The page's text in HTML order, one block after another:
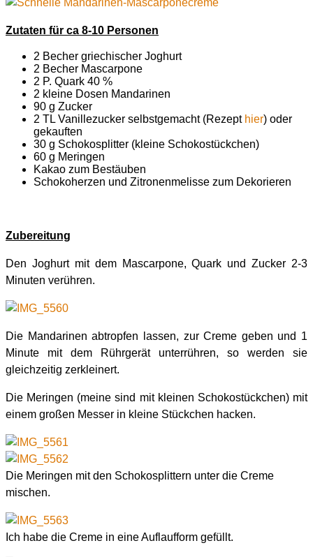
Zutaten für ca 8-10 Personen
2 Becher griechischer Joghurt
2 Becher Mascarpone
2 P. Quark 40 %
2 kleine Dosen Mandarinen
90 g Zucker
2 TL Vanillezucker selbstgemacht (Rezept hier) oder
gekauften
30 g Schokosplitter (kleine Schokostückchen)
60 g Meringen
Kakao zum Bestäuben
Schokoherzen und Zitronenmelisse zum Dekorieren
Zubereitung
Den Joghurt mit dem Mascarpone, Quark und Zucker 2-3
Minuten verühren.
Die Mandarinen abtropfen lassen, zur Creme geben und 1
Minute mit dem Rührgerät unterrühren, so werden sie
gleichzeitig zerkleinert.
Die Meringen (meine sind mit kleinen Schokostückchen) mit
einem großen Messer in kleine Stückchen hacken.
Die Meringen mit den Schokosplittern unter die Creme
mischen.
Ich habe die Creme in eine Auflaufform gefüllt.